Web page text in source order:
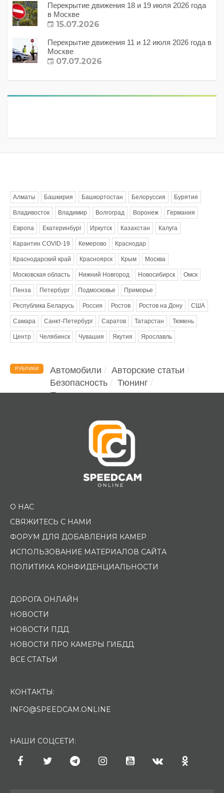
Перекрытие движения 18 и 19 июля 2026 года
в Москве
15.07.2026
Перекрытие движения 11 и 12 июля 2026 года в
Москве
07.07.2026
Алматы Башкирия Башкортостан Белоруссия Бурятия
Владивосток Владимир Волгоград Воронеж Германия
Европа Екатеринбург Иркутск Казахстан Калуга
Карантин COVID-19 Кемерово Краснодар
Краснодарский край Красноярск Крым Москва
Московская область Нижний Новгород Новосибирск Омск
Пенза Петербург Подмосковье Приморье
Республика Беларусь Россия Ростов Ростов на Дону США
Самара Санкт-Петербург Саратов Татарстан Тюмень
Центр Челябинск Чувашия Якутия Ярославль
РУБРИКИ Автомобили
Авторские статьи
Безопасность
Тюнинг
Помощь водителю
О НАС
СВЯЖИТЕСЬ С НАМИ
ФОРУМ ДЛЯ ДОБАВЛЕНИЯ КАМЕР
ИСПОЛЬЗОВАНИЕ МАТЕРИАЛОВ САЙТА
ПОЛИТИКА КОНФИДЕНЦИАЛЬНОСТИ
ДОРОГА ОНЛАЙН
НОВОСТИ
НОВОСТИ ПДД
НОВОСТИ ПРО КАМЕРЫ ГИБДД
ВСЕ СТАТЬИ
КОНТАКТЫ:
INFO@SPEEDCAM.ONLINE
НАШИ СОЦСЕТИ: